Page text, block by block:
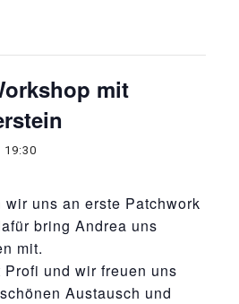
mit
19:30
uns an erste Patchwork
bring Andrea uns
mit.
und wir freuen uns
Austausch und